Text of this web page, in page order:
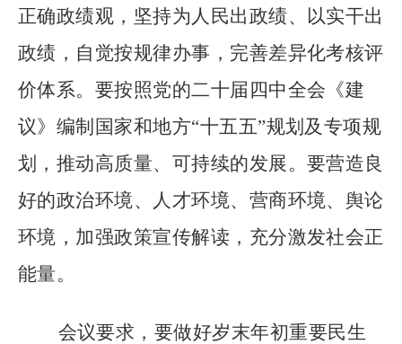
正确政绩观，坚持为人民出政绩、以实干出
政绩，自觉按规律办事，完善差异化考核评
价体系。要按照党的二十届四中全会《建
议》编制国家和地方“十五五”规划及专项规
划，推动高质量、可持续的发展。要营造良
好的政治环境、人才环境、营商环境、舆论
环境，加强政策宣传解读，充分激发社会正
能量。
会议要求，要做好岁末年初重要民生